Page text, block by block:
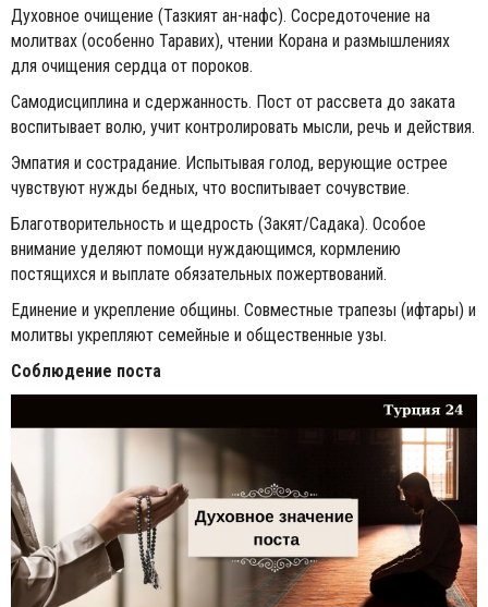
Духовное очищение (Тазкият ан-нафс). Сосредоточение на
молитвах (особенно Таравих), чтении Корана и размышлениях
для очищения сердца от пороков.
Самодисциплина и сдержанность. Пост от рассвета до заката
воспитывает волю, учит контролировать мысли, речь и действия.
Эмпатия и сострадание. Испытывая голод, верующие острее
чувствуют нужды бедных, что воспитывает сочувствие.
Благотворительность и щедрость (Закят/Садака). Особое
внимание уделяют помощи нуждающимся, кормлению
постящихся и выплате обязательных пожертвований.
Единение и укрепление общины. Совместные трапезы (ифтары) и
молитвы укрепляют семейные и общественные узы.
Соблюдение поста